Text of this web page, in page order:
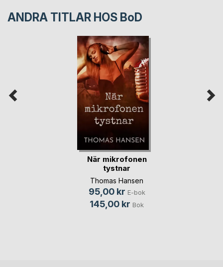
ANDRA TITLAR HOS BoD
När mikrofonen
tystnar
Thomas Hansen
95,00 kr E-bok
145,00 kr Bok